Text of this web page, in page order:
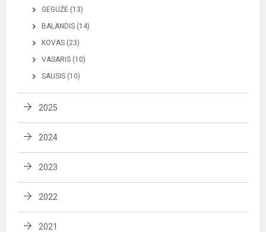
GEGUŽĖ (13)
BALANDIS (14)
KOVAS (23)
VASARIS (10)
SAUSIS (10)
2025
2024
2023
2022
2021